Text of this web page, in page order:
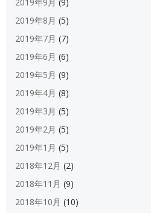
2019年8月 (5)
2019年7月 (7)
2019年6月 (6)
2019年5月 (9)
2019年4月 (8)
2019年3月 (5)
2019年2月 (5)
2019年1月 (5)
2018年12月 (2)
2018年11月 (9)
2018年10月 (10)